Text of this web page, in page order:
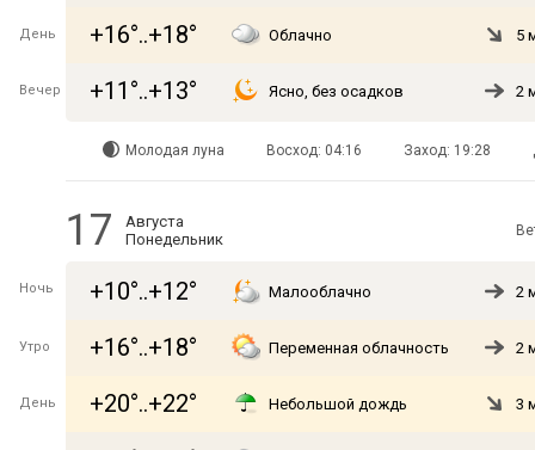
День +16°..+18° Облачно 5
Вечер +11°..+13° Ясно, без осадков 2
Молодая луна Восход: 04:16 Заход: 19:28
17
Августа
Понедельник
Ночь +10°..+12° Малооблачно 2
Утро +16°..+18° Переменная облачность 2
День +20°..+22° Небольшой дождь 3